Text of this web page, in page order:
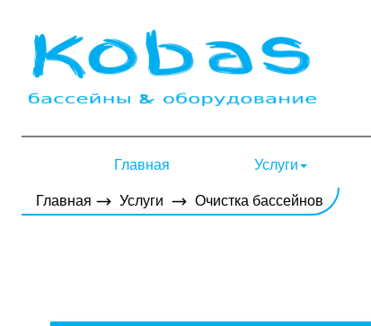
Главная Услуги
Главная Услуги Очистка бассейнов